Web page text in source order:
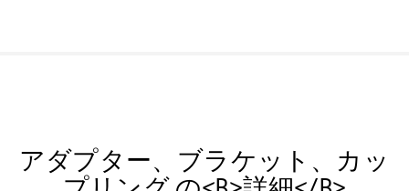
アダプター、ブラケット、カッ